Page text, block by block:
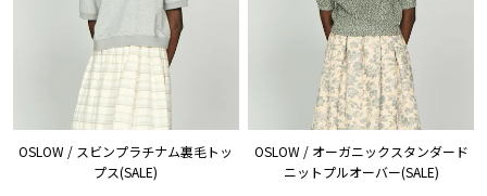
OSLOW / スビンプラチナム裏毛トッ
プス(SALE)
OSLOW / オーガニックスタンダード
ニットプルオーバー(SALE)